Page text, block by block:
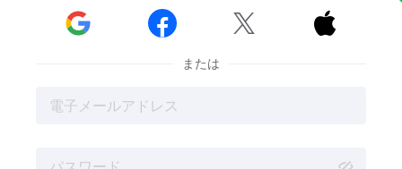
要な機能です。
  
または